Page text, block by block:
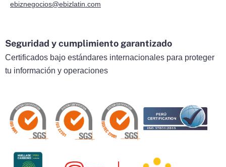
ebiznegocios@ebizlatin.com
Seguridad y cumplimiento garantizado
Certificados bajo estándares internacionales para proteger
tu información y operaciones